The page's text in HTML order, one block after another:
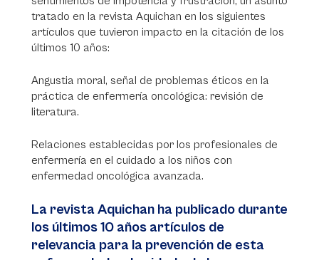
tratado en la revista Aquichan en los siguientes
artículos que tuvieron impacto en la citación de los
últimos 10 años:
Angustia moral, señal de problemas éticos en la
práctica de enfermería oncológica: revisión de
literatura.
Relaciones establecidas por los profesionales de
enfermería en el cuidado a los niños con
enfermedad oncológica avanzada.
La revista Aquichan ha publicado durante
los últimos 10 años artículos de
relevancia para la prevención de esta